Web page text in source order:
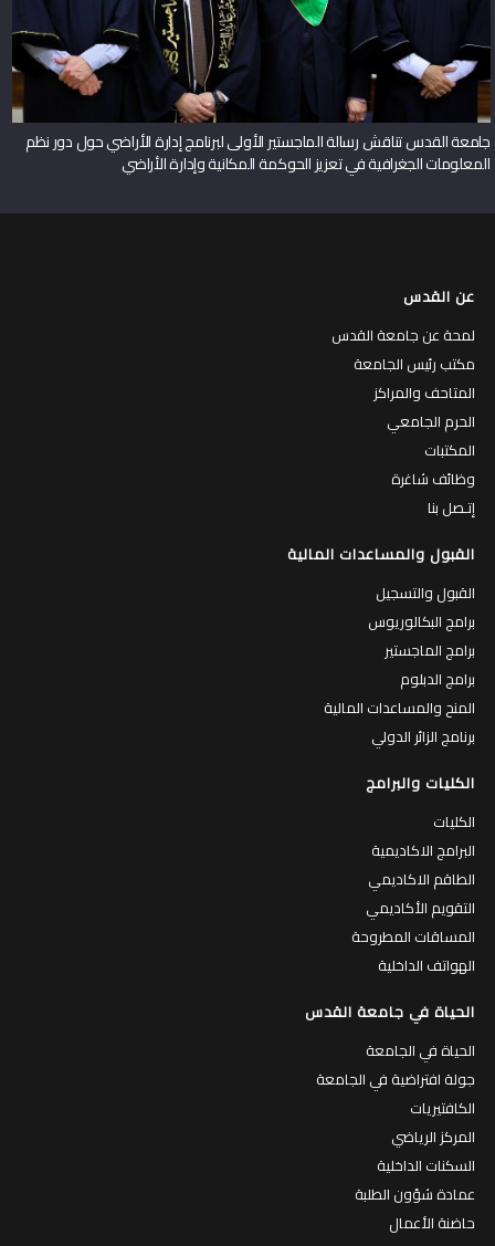
جامعة القدس تناقش رسالة الماجستير الأولى لبرنامج إدارة الأراضي حول دور نظم
المعلومات الجغرافية في تعزيز الحوكمة المكانية وإدارة الأراضي
عن القدس
لمحة عن جامعة القدس
مكتب رئيس الجامعة
المتاحف والمراكز
الحرم الجامعي
المكتبات
وظائف شاغرة
إتـصل بنا
القبول والمساعدات المالية
القبول والتسجيل
برامج البكالوريوس
برامج الماجستير
برامج الدبلوم
المنح والمساعدات المالية
برنامج الزائر الدولي
الكليات والبرامج
الكليات
البرامج الاكاديمية
الطاقم الاكاديمي
التقويم الأكاديمي
المساقات المطروحة
الهواتف الداخلية
الحياة في جامعة القدس
الحياة في الجامعة
جولة افتراضية في الجامعة
الكافتيريات
المركز الرياضي
السكنات الداخلية
عمادة شؤون الطلبة
حاضنة الأعمال